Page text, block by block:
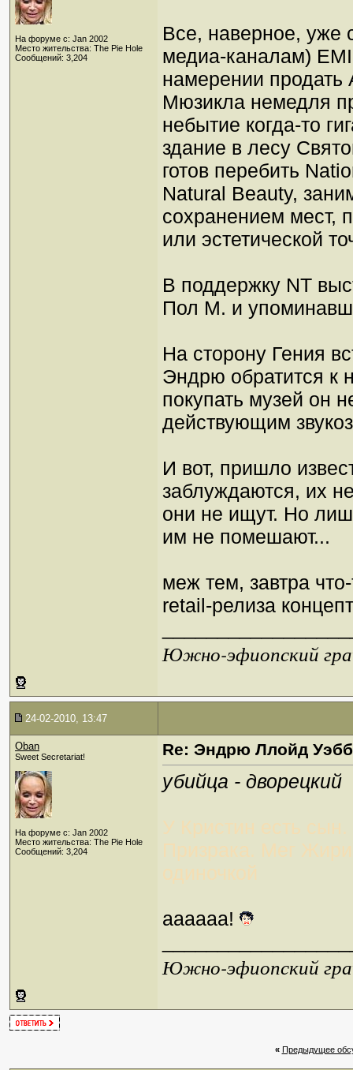
На форуме с: Jan 2002
Место жительства: The Pie Hole
Сообщений: 3,204
Все, наверное, уже
медиа-каналам)
намерении продать
Мюзикла немедля
небытие когда-то
здание в лесу
готов перебить
Natural Beauty,
сохранением мест,
или эстетической
В поддержку NT
Пол М. и
На сторону Гения
Эндрю обратится к
покупать музей он
действующим
И вот, пришло
заблуждаются, их
они не ищут. Но
им не помешают...
меж тем, завтра
retail-релиза
Южно-эфиопский
24-02-2010, 13:47
Oban
Sweet Secretariat!
На форуме с: Jan 2002
Место жительства: The Pie Hole
Сообщений: 3,204
Re: Эндрю Ллойд
убийца - дворецкий
аааааа!
Южно-эфиопский
« Предыдущее